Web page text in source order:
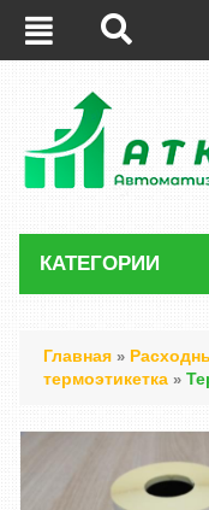
КАТЕГОРИИ
Главная »
термоэтикетка »